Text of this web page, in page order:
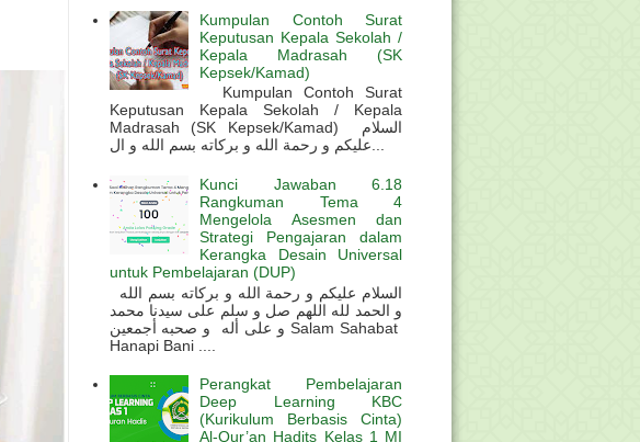
Kumpulan Contoh Surat
Keputusan Kepala Sekolah /
Kepala Madrasah (SK
Kepsek/Kamad)
Kumpulan Contoh Surat
Keputusan Kepala Sekolah / Kepala
Madrasah (SK Kepsek/Kamad) السلام
عليكم و رحمة الله و بركاته بسم الله و ال...
Kunci Jawaban 6.18
Rangkuman Tema 4
Mengelola Asesmen dan
Strategi Pengajaran dalam
Kerangka Desain Universal
untuk Pembelajaran (DUP)
و الحمد لله اللهم صل و سلم على سيدنا محمد
و على أله و صحبه أجمعين Salam Sahabat
Hanapi Bani ....
Perangkat Pembelajaran
Deep Learning KBC
(Kurikulum Berbasis Cinta)
Al-Qur’an Hadits Kelas 1 MI